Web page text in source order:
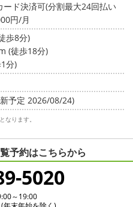
ド決済可(分割最大24回払い
円/月
歩8分)
(徒歩18分)
分)
予定 2026/08/24)
なります。
予約はこちらから
5020
～19:00